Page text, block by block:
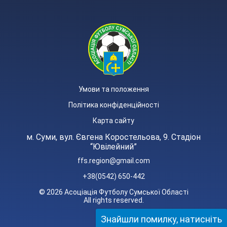
Умови та положення
Політика конфіденційності
Карта сайту
м. Суми, вул. Євгена Коростельова, 9. Стадіон
“Ювілейний”
ffs.region@gmail.com
+38(0542) 650-442
© 2026 Асоціація Футболу Сумської Області
All rights reserved.
Знайшли помилку, натисніть